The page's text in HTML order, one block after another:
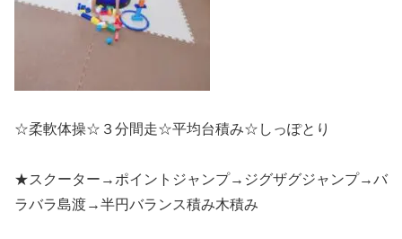
☆柔軟体操☆３分間走☆平均台積み☆しっぽとり
★スクーター→ポイントジャンプ→ジグザグジャンプ→バ
ラバラ島渡→半円バランス積み木積み